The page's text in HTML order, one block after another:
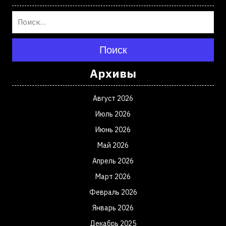
Поиск
Архивы
Август 2026
Июль 2026
Июнь 2026
Май 2026
Апрель 2026
Март 2026
Февраль 2026
Январь 2026
Декабрь 2025